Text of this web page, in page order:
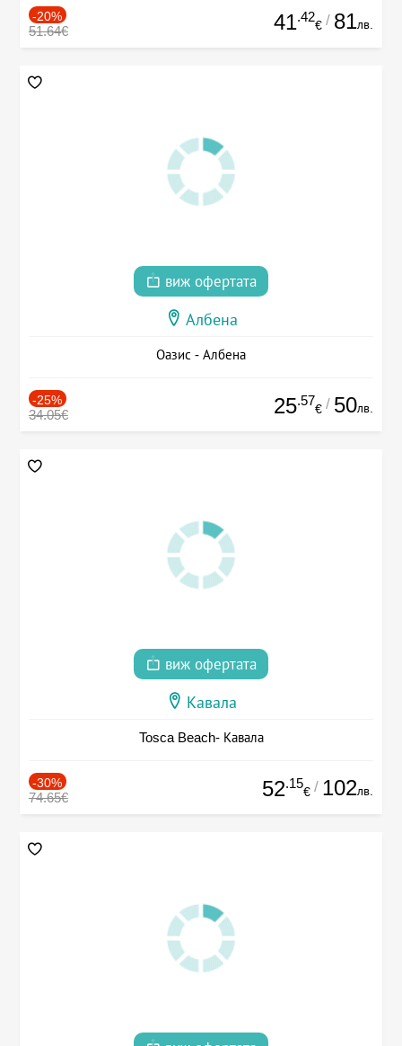
-20%
51.64€ 41.42
€ / 81лв.
виж офертата
Албена
Оазис - Албена
-25%
34.05€ 25.57
€ / 50лв.
виж офертата
Кавала
Tosca Beach- Кавала
-30%
74.65€ 52.15
€ / 102лв.